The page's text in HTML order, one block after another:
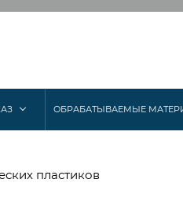
ОБРАБАТЫВАЕМЫЕ
пластиков